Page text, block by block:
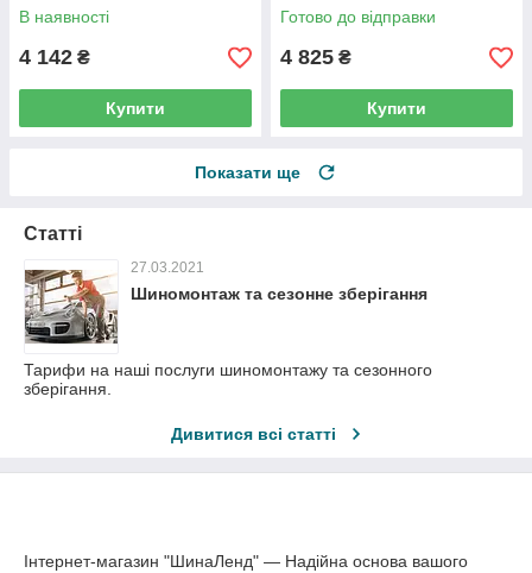
В наявності
4 142 ₴
Купити
Готово до відправки
4 825 ₴
Купити
Показати ще
Статті
27.03.2021
Шиномонтаж та сезонне зберігання
Тарифи на наші послуги шиномонтажу та сезонного
зберігання.
Дивитися всі статті
Інтернет-магазин "ШинаЛенд" — Надійна основа вашого